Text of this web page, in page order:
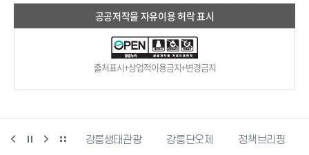
공공저작물 자유이용 허락 표시
출처표시+상업적이용금지+변경금지
동물사랑센터 강릉생태관광 강릉단오제 정책브리핑